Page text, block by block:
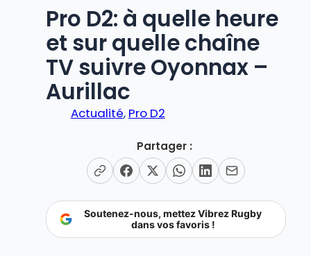
Pro D2: à quelle heure
et sur quelle chaîne
TV suivre Oyonnax –
Aurillac
Actualité, Pro D2
Partager :
Soutenez-nous, mettez Vibrez Rugby
dans vos favoris !